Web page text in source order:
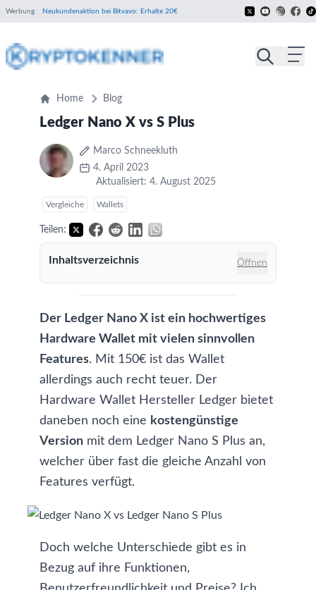
Werbung Neukundenaktion bei Bitvavo: Erhalte 20€
Home Blog
Ledger Nano X vs S Plus
Marco Schneekluth
4. April 2023
Aktualisiert: 4. August 2025
Vergleiche Wallets
Teilen:
Inhaltsverzeichnis Öffnen
Der Ledger Nano X ist ein hochwertiges
Hardware Wallet mit vielen sinnvollen
Features. Mit 150€ ist das Wallet
allerdings auch recht teuer. Der
Hardware Wallet Hersteller Ledger bietet
daneben noch eine kostengünstige
Version mit dem Ledger Nano S Plus an,
welcher über fast die gleiche Anzahl von
Features verfügt.
Doch welche Unterschiede gibt es in
Bezug auf ihre Funktionen,